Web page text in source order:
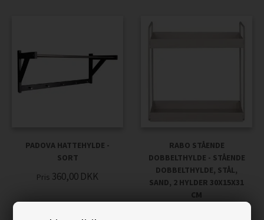
PADOVA HATTEHYLDE -
SORT
Pris 360,00 DKK
RABO STÅENDE
DOBBELTHYLDE - STÅENDE
DOBBELTHYLDE, STÅL,
SAND, 2 HYLDER 30X15X31
CM